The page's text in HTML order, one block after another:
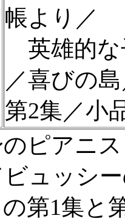
帳より／
英雄的な
／喜びの
第2集／小
ピアニ
ュッシ
第1集と